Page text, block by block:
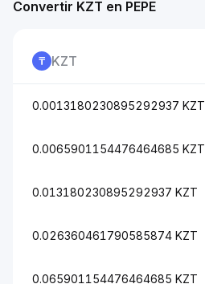
Convertir KZT en PEPE
KZT
0.0013180230895292937 KZT
0.0065901154476464685 KZT
0.013180230895292937 KZT
0.026360461790585874 KZT
0.065901154476464685 KZT